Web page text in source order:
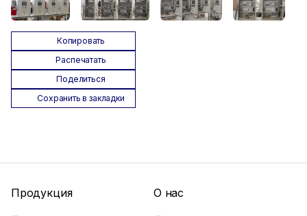
Копировать
Распечатать
Поделиться
Сохранить в закладки
Продукция
О нас